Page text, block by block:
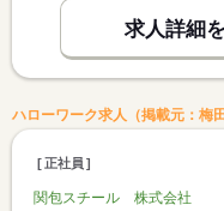
求人詳細
ハローワーク求人（掲載元：梅
正社員
関包スチール 株式会社